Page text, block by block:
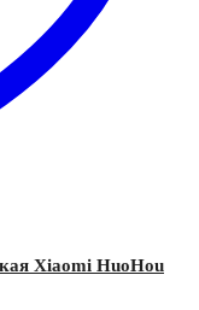
Xiaomi HuoHou